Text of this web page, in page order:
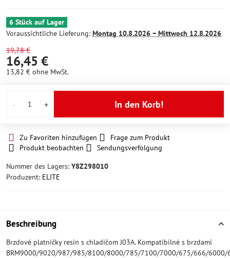
6 Stück auf Lager
Voraussichtliche Lieferung: Montag 10.8.2026 − Mittwoch 12.8.2026
19,78 €
16,45 €
13,82 € ohne MwSt.
In den Korb!
Zu Favoriten hinzufügen
Frage zum Produkt
Produkt beobachten
Sendungsverfolgung
Nummer des Lagers: Y8Z298010
Produzent: ELITE
Beschreibung
Brzdové platničky resin s chladičom J03A. Kompatibilné s brzdami
BRM9000/9020/987/985/8100/8000/785/7100/7000/675/666/6000/